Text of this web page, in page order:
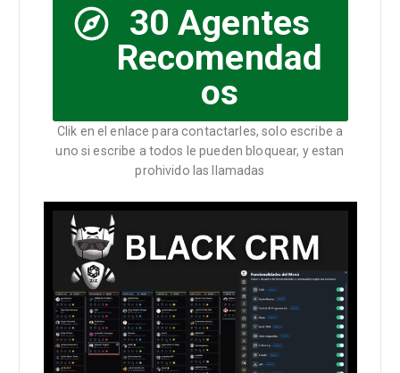
30 Agentes
Recomendad
os
Clik en el enlace para contactarles, solo escribe a
uno si escribe a todos le pueden bloquear, y estan
prohivido las llamadas